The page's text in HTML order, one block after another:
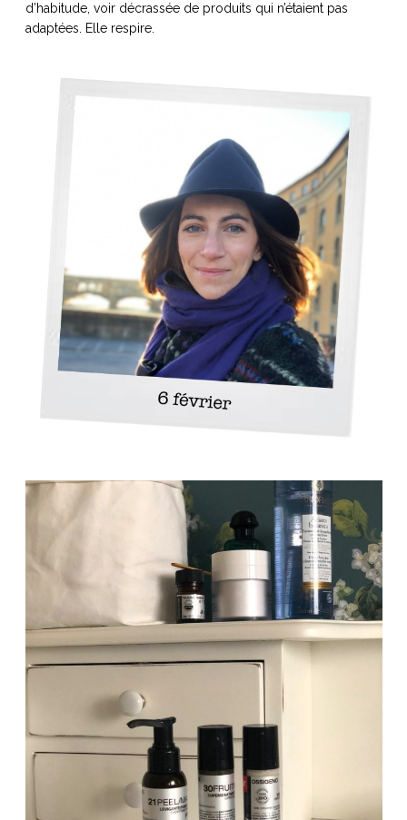
d’habitude, voir décrassée de produits qui n’étaient pas
adaptées. Elle respire.